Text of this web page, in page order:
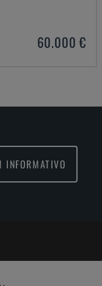
60.000 €
INFORMATIVO